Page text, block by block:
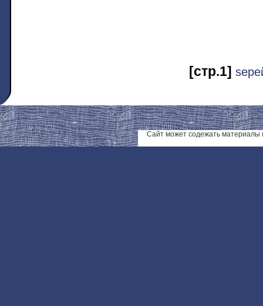
[стр.1]
Сайт может содежать материалы